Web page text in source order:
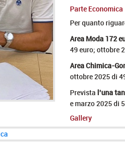
Parte Economica
Per quanto
Area Moda 172
49 euro; ottobre
Area Chimica-
ottobre 2025 di
Prevista l’una
e marzo 2025 di
Gallery